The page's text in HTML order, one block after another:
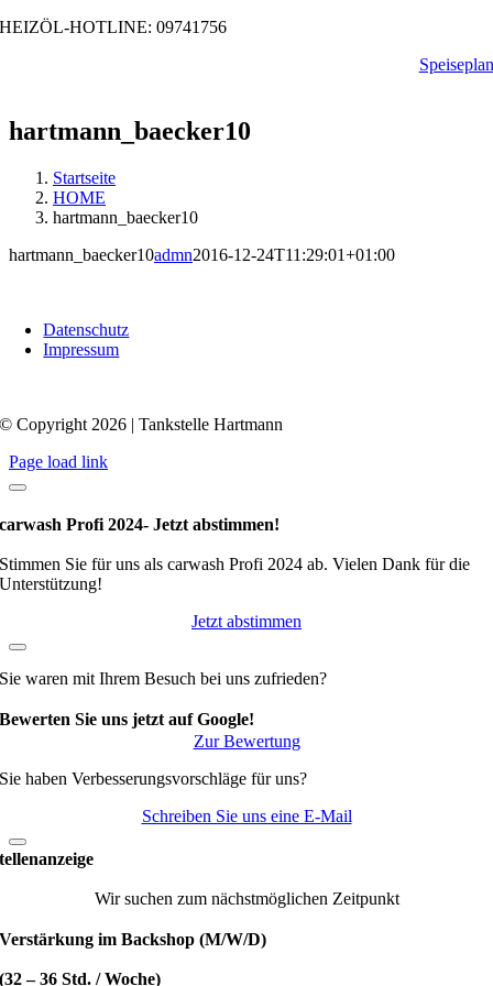
Zum
HEIZÖL-HOTLINE: 09741756
Speiseplan
hartmann_baecker10
Startseite
HOME
hartmann_baecker10
hartmann_baecker10admn2016-12-24T11:29:01+01:00
Datenschutz
Impressum
© Copyright 2026 | Tankstelle Hartmann
Page load link
carwash Profi 2024- Jetzt abstimmen!
Stimmen Sie für uns als carwash Profi 2024 ab. Vielen Dank für die
Unterstützung!
Jetzt abstimmen
Sie waren mit Ihrem Besuch bei uns zufrieden?
Bewerten Sie uns jetzt auf Google!
Zur Bewertung
Sie haben Verbesserungsvorschläge für uns?
Schreiben Sie uns eine E-Mail
Wir suchen zum nächstmöglichen Zeitpunkt
Verstärkung im Backshop (M/W/D)
(32 – 36 Std. / Woche)